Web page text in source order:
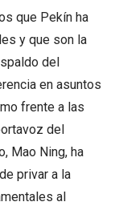
que Pekín ha
y que son la
del
en asuntos
frente a las
del
Mao Ning, ha
privar a la
al